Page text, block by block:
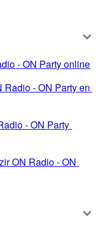
- ON Party online
Radio - ON Party en
- ON Party
ON Radio - ON